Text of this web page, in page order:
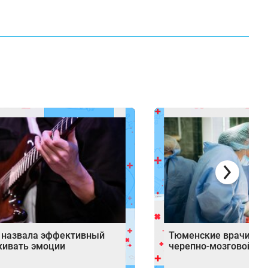
эффективный
эмоции
Тюменские врачи
черепно-мозговой